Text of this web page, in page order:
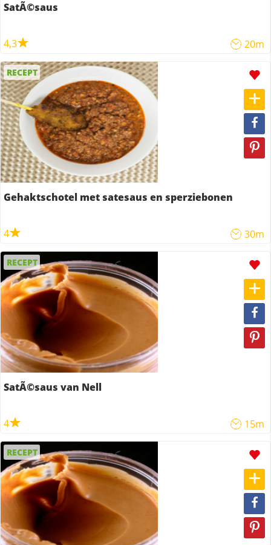
SatÃ©saus
4,3 20m
RECEPT
Gehaktschotel met satesaus en sperziebonen
4 30m
RECEPT
SatÃ©saus van Nell
4 15m
RECEPT